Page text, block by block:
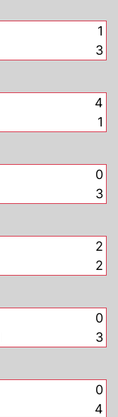
1
3
4
1
0
3
2
2
0
3
0
4